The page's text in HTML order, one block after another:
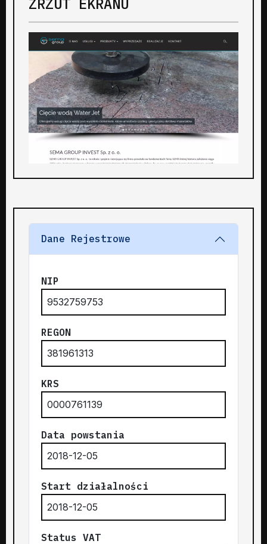
Dane Rejestrowe
NIP
9532759753
REGON
381961313
KRS
0000761139
Data powstania
2018-12-05
Start działalności
2018-12-05
Status VAT